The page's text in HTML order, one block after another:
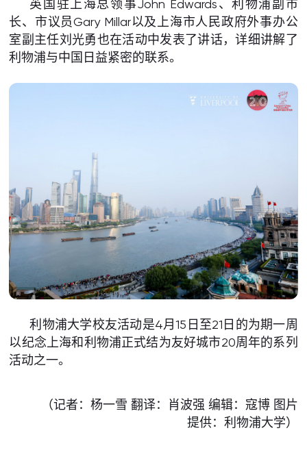
英国驻上海总领事John Edwards、利物浦副市
长、市议员Gary Millar以及上海市人民政府外事办公
室副主任刘光勇也在活动中发表了讲话，详细讲解了
利物浦与中国日益紧密的联系。
利物浦大学校友活动是4月15日至21日的为期一周
以纪念上海和利物浦正式结为友好城市20周年的系列
活动之一。
（记者：杨一雪 翻译：肖波强 编辑：寇博 图片
提供：利物浦大学）